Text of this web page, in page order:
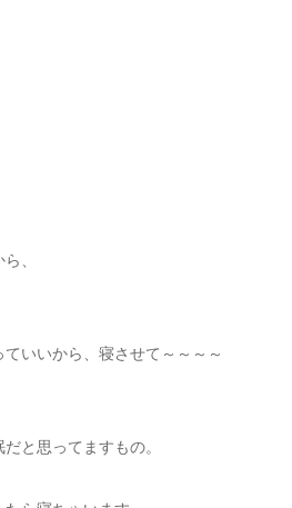
、
いいから、寝させて～～～～
と思ってますもの。